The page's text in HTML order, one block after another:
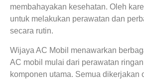
membahayakan kesehatan. Oleh
untuk melakukan perawatan dan
secara rutin.
Wijaya AC Mobil menawarkan
AC mobil mulai dari perawatan
komponen utama. Semua dikerjakan